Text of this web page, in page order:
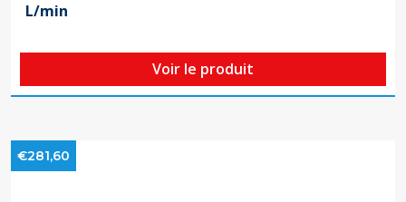
L/min
Voir le produit
€281,60